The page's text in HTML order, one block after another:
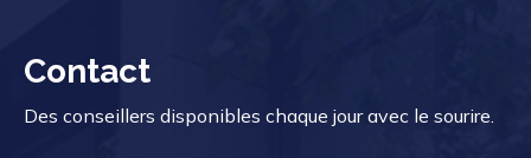
Contact
Des conseillers disponibles chaque jour avec le sourire.